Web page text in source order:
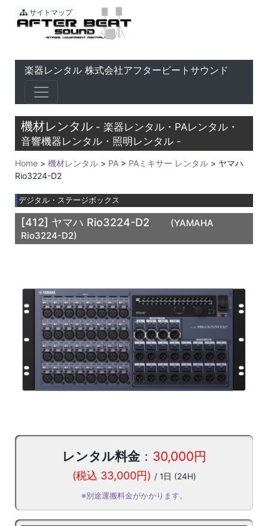
東京 音響会社・PA・楽器レ
サイトマップ
楽器レンタル 株式会社アフタービートサウンド
機材レンタル - 楽器レンタル・PAレンタル・
音響機器レンタル・照明レンタル -
Home > 機材レンタル > PA > PAミキサー レンタル > ヤマハ
Rio3224-D2
デジタル・ステージボックス
[412] ヤマハ Rio3224-D2
(YAMAHA
Rio3224-D2)
レンタル料金： 30,000円
(税込 33,000円) / 1日 (24H)
※別途運搬料金がかかります。